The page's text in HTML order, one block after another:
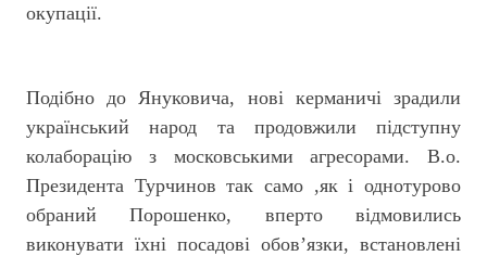
окупації.
Подібно до Януковича, нові керманичі зрадили
український народ та продовжили підступну
колаборацію з московськими агресорами. В.о.
Президента Турчинов так само ,як і однотурово
обраний Порошенко, вперто відмовились
виконувати їхні посадові обов’язки, встановлені